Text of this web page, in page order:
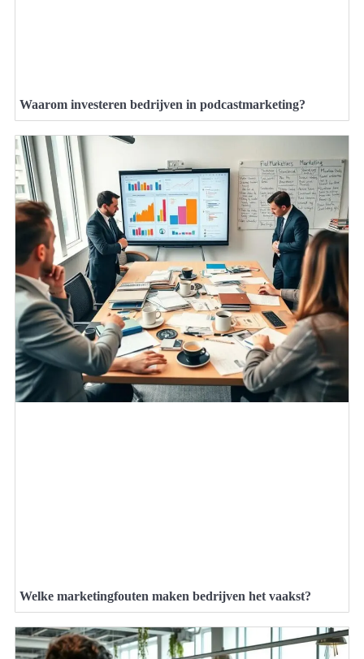
Waarom investeren bedrijven in podcastmarketing?
Welke marketingfouten maken bedrijven het vaakst?